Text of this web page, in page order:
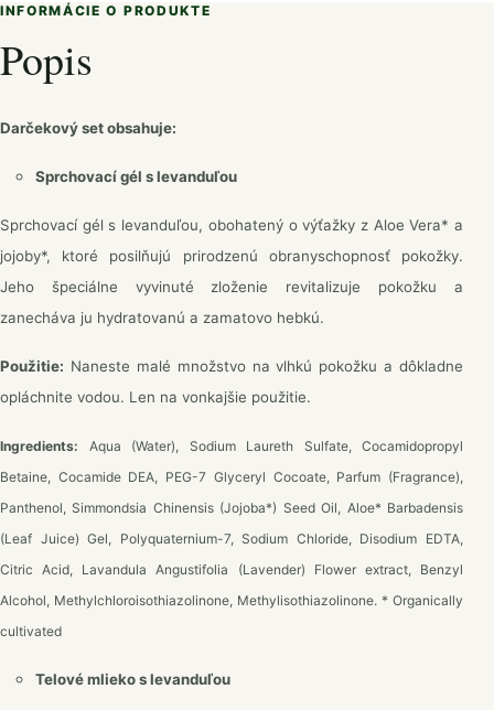
INFORMÁCIE O PRODUKTE
Popis
Darčekový set obsahuje:
Sprchovací gél s levanduľou
Sprchovací gél s levanduľou, obohatený o výťažky z Aloe Vera* a
jojoby*, ktoré posilňujú prirodzenú obranyschopnosť pokožky.
Jeho špeciálne vyvinuté zloženie revitalizuje pokožku a
zanecháva ju hydratovanú a zamatovo hebkú.
Použitie: Naneste malé množstvo na vlhkú pokožku a dôkladne
opláchnite vodou. Len na vonkajšie použitie.
Ingredients: Aqua (Water), Sodium Laureth Sulfate, Cocamidopropyl
Betaine, Cocamide DEA, PEG-7 Glyceryl Cocoate, Parfum (Fragrance),
Panthenol, Simmondsia Chinensis (Jojoba*) Seed Oil, Aloe* Barbadensis
(Leaf Juice) Gel, Polyquaternium-7, Sodium Chloride, Disodium EDTA,
Citric Acid, Lavandula Angustifolia (Lavender) Flower extract, Benzyl
Alcohol, Methylchloroisothiazolinone, Methylisothiazolinone. * Οrganically
cultivated
Telové mlieko s levanduľou